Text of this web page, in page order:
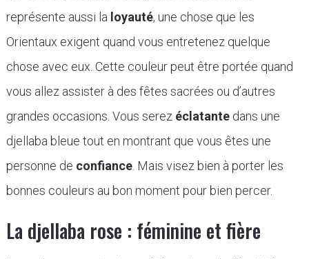
représente aussi la loyauté, une chose que les
Orientaux exigent quand vous entretenez quelque
chose avec eux. Cette couleur peut être portée quand
vous allez assister à des fêtes sacrées ou d’autres
grandes occasions. Vous serez éclatantedans une
djellaba bleue tout en montrant que vous êtes une
personne de confiance. Mais visez bien à porter les
bonnes couleurs au bon moment pour bien percer.
La djellaba rose : féminine et fière